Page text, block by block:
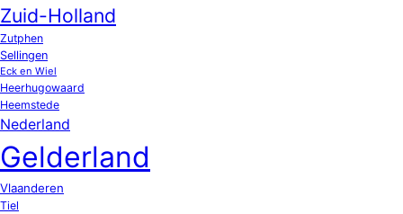
Zuid-Holland
Zutphen
Sellingen
Eck en Wiel
Heerhugowaard
Heemstede
Nederland
Gelderland
Vlaanderen
Tiel